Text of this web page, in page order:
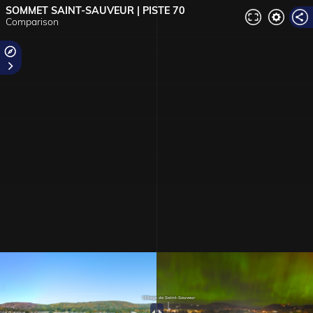
à vague
Village de Saint-Sauveur
SOMMET SAINT-SAUVEUR | PISTE 70
Comparison